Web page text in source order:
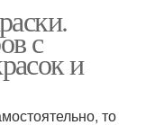
с
и
то